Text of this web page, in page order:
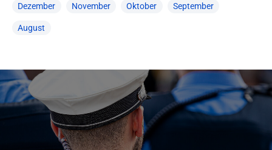
Dezember November Oktober September
August